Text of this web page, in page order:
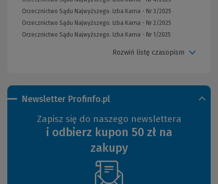
Newsletter Profinfo.pl
Zapisz się do naszego newslettera
i odbierz kupon 50 zł na
zakupy
(Nowe
Orzecznictwo Sądu Najwyższego. Izba Karna - Nr 3/2025
Orzecznictwo Sądu Najwyższego. Izba Karna - Nr 2/2025
Orzecznictwo Sądu Najwyższego. Izba Karna - Nr 1/2025
Rozwiń listę czasopism